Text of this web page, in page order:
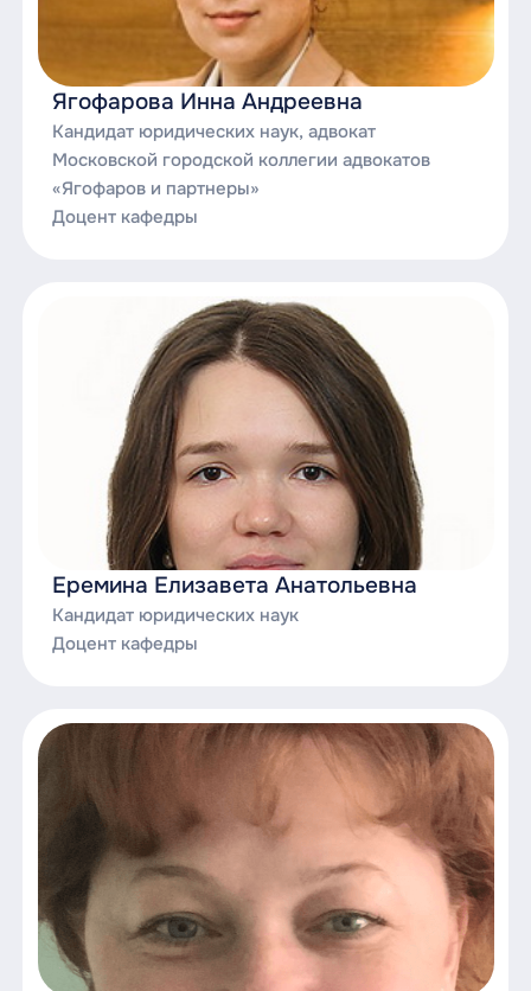
Ягофарова Инна Андреевна
Кандидат юридических наук, адвокат
Московской городской коллегии адвокатов
«Ягофаров и партнеры»
Доцент кафедры
Еремина Елизавета Анатольевна
Кандидат юридических наук
Доцент кафедры